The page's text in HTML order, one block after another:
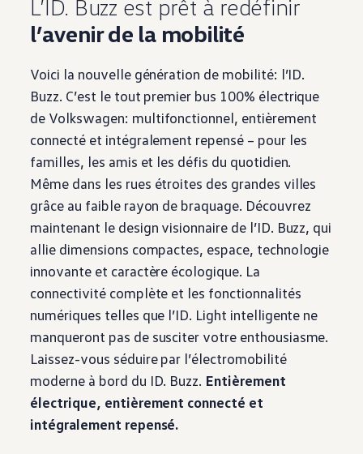
L’ID. Buzz est prêt à redéfinir
l’avenir de la mobilité
Voici la nouvelle génération de mobilité: l’ID.
Buzz. C’est le tout premier bus 100% électrique
de Volkswagen: multifonctionnel, entièrement
connecté et intégralement repensé – pour les
familles, les amis et les défis du quotidien.
Même dans les rues étroites des grandes villes
grâce au faible rayon de braquage. Découvrez
maintenant le design visionnaire de l’ID. Buzz, qui
allie dimensions compactes, espace, technologie
innovante et caractère écologique. La
connectivité complète et les fonctionnalités
numériques telles que l’ID. Light intelligente ne
manqueront pas de susciter votre enthousiasme.
Laissez-vous séduire par l’électromobilité
moderne à bord du ID. Buzz. Entièrement
électrique, entièrement connecté et
intégralement repensé.